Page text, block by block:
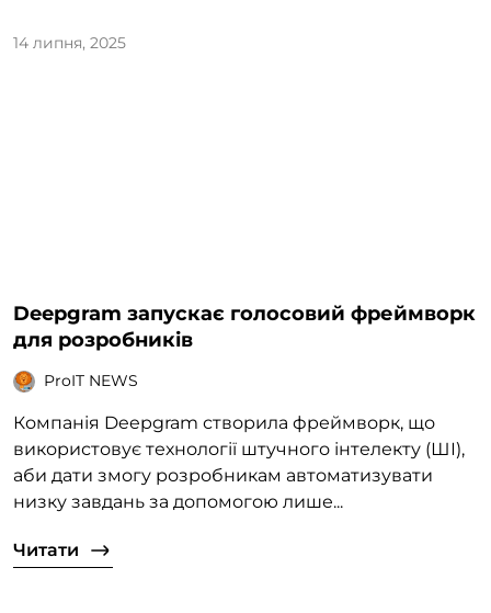
14 липня, 2025
Deepgram запускає голосовий фреймворк
для розробників
ProIT NEWS
Компанія Deepgram створила фреймворк, що
використовує технології штучного інтелекту (ШІ),
аби дати змогу розробникам автоматизувати
низку завдань за допомогою лише...
Читати